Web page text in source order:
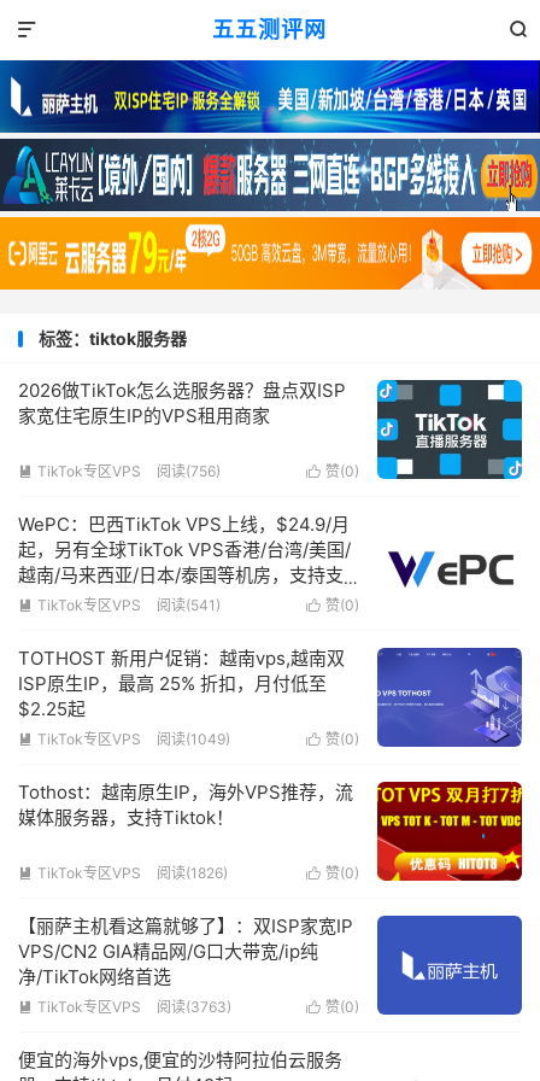
五五测评网 

标签：tiktok服务器
2026做TikTok怎么选服务器？盘点双ISP
家宽住宅原生IP的VPS租用商家
 赞(0)
 TikTok专区VPS 阅读(756)
WePC：巴西TikTok VPS上线，$24.9/月
起，另有全球TikTok VPS香港/台湾/美国/
越南/马来西亚/日本/泰国等机房，支持支
付宝/Paypal
 赞(0)
 TikTok专区VPS 阅读(541)
TOTHOST 新用户促销：越南vps,越南双
ISP原生IP，最高 25% 折扣，月付低至
$2.25起
 赞(0)
 TikTok专区VPS 阅读(1049)
Tothost：越南原生IP，海外VPS推荐，流
媒体服务器，支持Tiktok！
 赞(0)
 TikTok专区VPS 阅读(1826)
【丽萨主机看这篇就够了】：双ISP家宽IP
VPS/CN2 GIA精品网/G口大带宽/ip纯
净/TikTok网络首选
 赞(0)
 TikTok专区VPS 阅读(3763)
便宜的海外vps,便宜的沙特阿拉伯云服务